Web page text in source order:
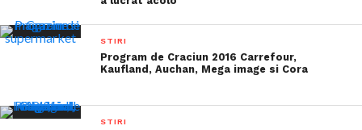
STIRI
Program de Craciun 2016 Carrefour,
Kaufland, Auchan, Mega image si Cora
STIRI